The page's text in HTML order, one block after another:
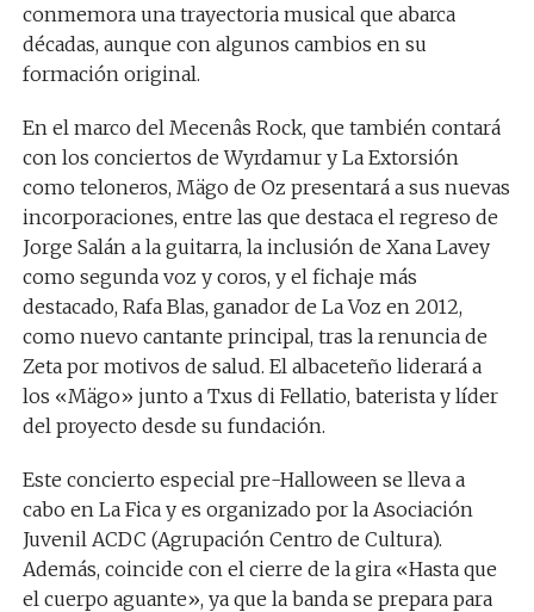
conmemora una trayectoria musical que abarca
décadas, aunque con algunos cambios en su
formación original.
En el marco del Mecenâs Rock, que también contará
con los conciertos de Wyrdamur y La Extorsión
como teloneros, Mägo de Oz presentará a sus nuevas
incorporaciones, entre las que destaca el regreso de
Jorge Salán a la guitarra, la inclusión de Xana Lavey
como segunda voz y coros, y el fichaje más
destacado, Rafa Blas, ganador de La Voz en 2012,
como nuevo cantante principal, tras la renuncia de
Zeta por motivos de salud. El albaceteño liderará a
los «Mägo» junto a Txus di Fellatio, baterista y líder
del proyecto desde su fundación.
Este concierto especial pre-Halloween se lleva a
cabo en La Fica y es organizado por la Asociación
Juvenil ACDC (Agrupación Centro de Cultura).
Además, coincide con el cierre de la gira «Hasta que
el cuerpo aguante», ya que la banda se prepara para